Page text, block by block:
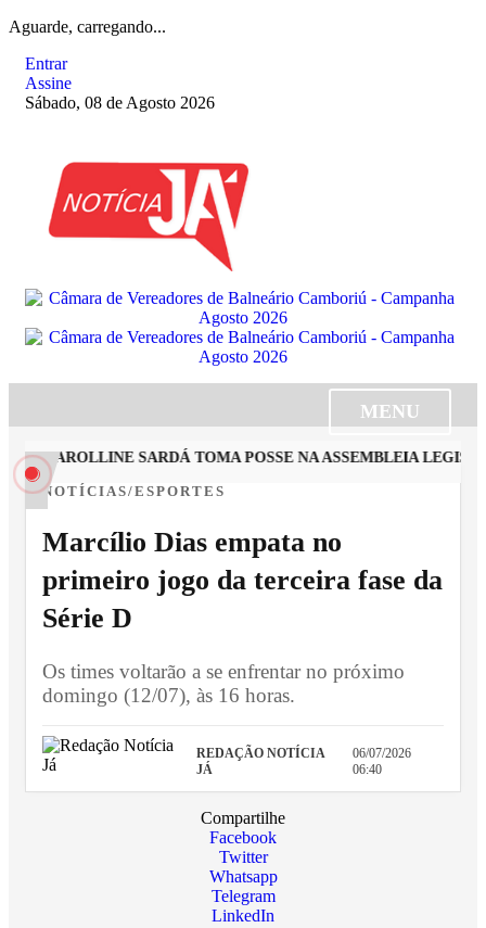
Aguarde, carregando...
Entrar
Assine
Sábado, 08 de Agosto 2026
MENU
CAROLLINE SARDÁ TOMA POSSE NA ASSEMBLEIA
NOTÍCIAS/ESPORTES
Marcílio Dias empata no
primeiro jogo da terceira fase da
Série D
Os times voltarão a se enfrentar no próximo
domingo (12/07), às 16 horas.
REDAÇÃO NOTÍCIA
JÁ
06/07/2026
06:40
Compartilhe
Facebook
Twitter
Whatsapp
Telegram
LinkedIn